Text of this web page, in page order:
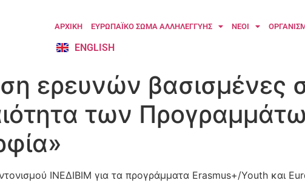
ΑΡΧΙΚΗ ΕΥΡΩΠΑΪΚΟ ΣΩΜΑ ΑΛΛΗΛΕΓΓΥΗΣ ΝΕΟΙ
ENGLISH
ερευνών βασισμένες
των
ΙΝΕΔΙΒΙΜ για τα προγράμματα Erasmus+/Youth και